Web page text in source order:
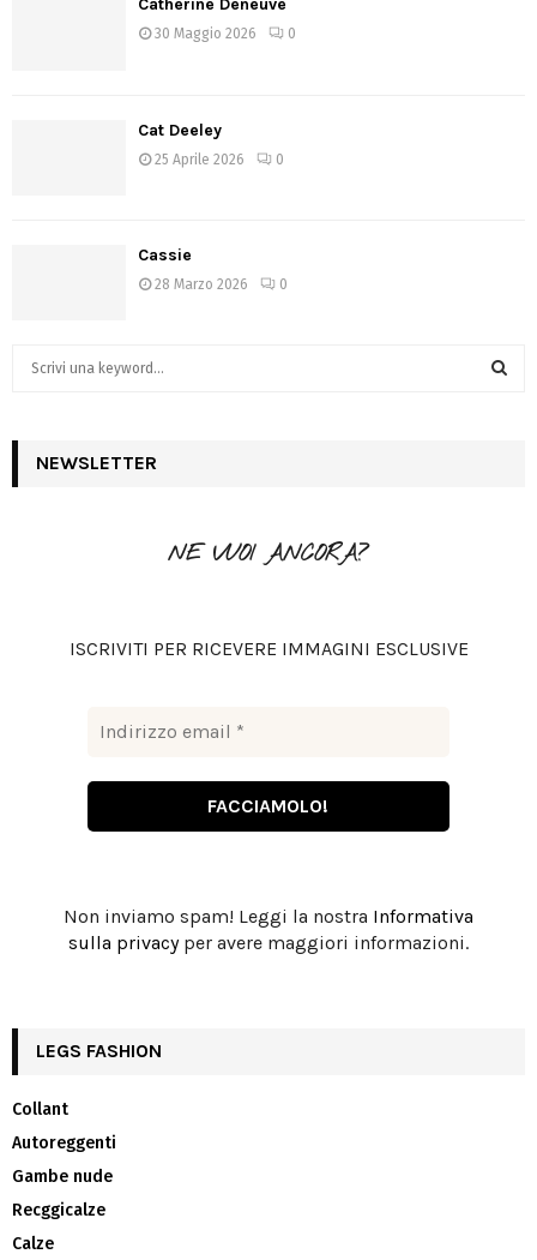
Catherine Deneuve
30 Maggio 2026 0
Cat Deeley
25 Aprile 2026 0
Cassie
28 Marzo 2026 0
h
NEWSLETTER
NE VUOI ANCORA?
ISCRIVITI PER RICEVERE IMMAGINI ESCLUSIVE
Non inviamo spam! Leggi la nostra Informativa
sulla privacyper avere maggiori informazioni.
LEGS FASHION
Collant
Autoreggenti
Gambe nude
Recggicalze
Calze